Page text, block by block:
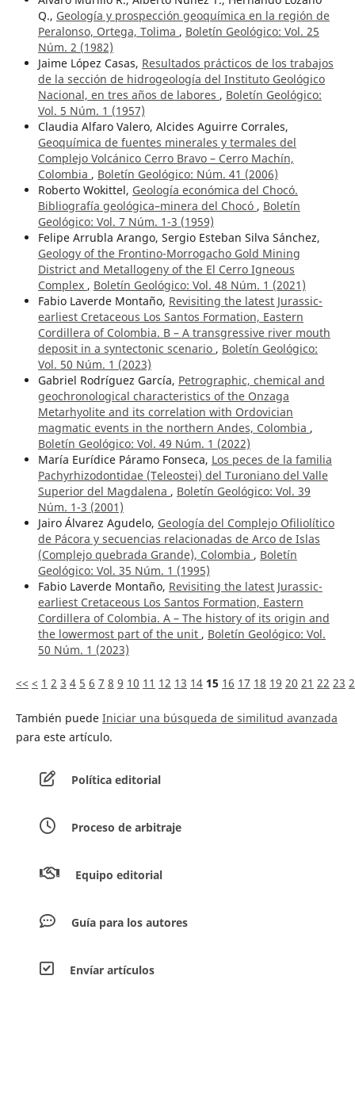
Q., Geología y prospección geoquímica en la región de
Peralonso, Ortega, Tolima , Boletín Geológico: Vol. 25
Núm. 2 (1982)
Jaime López Casas, Resultados prácticos de los trabajos
de la sección de hidrogeología del Instituto Geológico
Nacional, en tres años de labores , Boletín Geológico:
Vol. 5 Núm. 1 (1957)
Claudia Alfaro Valero, Alcides Aguirre Corrales,
Geoquímica de fuentes minerales y termales del
Complejo Volcánico Cerro Bravo – Cerro Machín,
Colombia , Boletín Geológico: Núm. 41 (2006)
Roberto Wokittel, Geología económica del Chocó.
Bibliografía geológica–minera del Chocó , Boletín
Geológico: Vol. 7 Núm. 1-3 (1959)
Felipe Arrubla Arango, Sergio Esteban Silva Sánchez,
Geology of the Frontino-Morrogacho Gold Mining
District and Metallogeny of the El Cerro Igneous
Complex , Boletín Geológico: Vol. 48 Núm. 1 (2021)
Fabio Laverde Montaño, Revisiting the latest Jurassic-
earliest Cretaceous Los Santos Formation, Eastern
Cordillera of Colombia. B – A transgressive river mouth
deposit in a syntectonic scenario , Boletín Geológico:
Vol. 50 Núm. 1 (2023)
Gabriel Rodríguez García, Petrographic, chemical and
geochronological characteristics of the Onzaga
Metarhyolite and its correlation with Ordovician
magmatic events in the northern Andes, Colombia ,
Boletín Geológico: Vol. 49 Núm. 1 (2022)
María Eurídice Páramo Fonseca, Los peces de la familia
Pachyrhizodontidae (Teleostei) del Turoniano del Valle
Superior del Magdalena , Boletín Geológico: Vol. 39
Núm. 1-3 (2001)
Jairo Álvarez Agudelo, Geología del Complejo Ofiliolítico
de Pácora y secuencias relacionadas de Arco de Islas
(Complejo quebrada Grande), Colombia , Boletín
Geológico: Vol. 35 Núm. 1 (1995)
Fabio Laverde Montaño, Revisiting the latest Jurassic-
earliest Cretaceous Los Santos Formation, Eastern
Cordillera of Colombia. A – The history of its origin and
the lowermost part of the unit , Boletín Geológico: Vol.
50 Núm. 1 (2023)
<< < 1 2 3 4 5 6 7 8 9 10 11 12 13 14 15 16 17 18 19 20 21 22 23
También puede Iniciar una búsqueda de similitud avanzada
para este artículo.
Política editorial
Proceso de arbitraje
Equipo editorial
Guía para los autores
Envíar artículos